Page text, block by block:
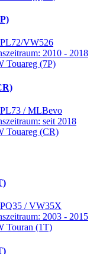
VW526
2010 - 2018
/ MLBevo
seit 2018
/ VW35X
2003 - 2015